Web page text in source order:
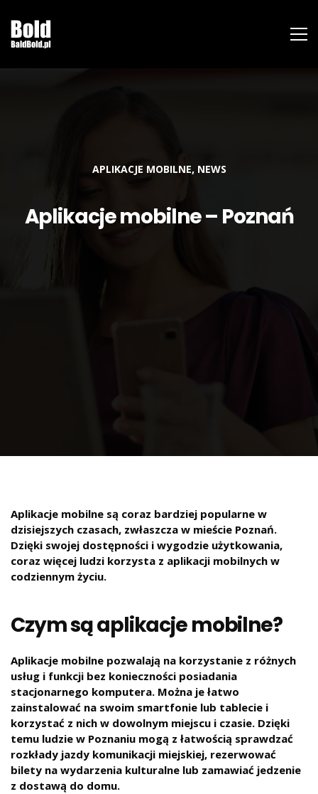
APLIKACJE MOBILNE, NEWS
Aplikacje mobilne – Poznań
Aplikacje mobilne są coraz bardziej popularne w
dzisiejszych czasach, zwłaszcza w mieście Poznań.
Dzięki swojej dostępności i wygodzie użytkowania,
coraz więcej ludzi korzysta z aplikacji mobilnych w
codziennym życiu.
Czym są aplikacje mobilne?
Aplikacje mobilne pozwalają na korzystanie z różnych
usług i funkcji bez konieczności posiadania
stacjonarnego komputera. Można je łatwo
zainstalować na swoim smartfonie lub tablecie i
korzystać z nich w dowolnym miejscu i czasie. Dzięki
temu ludzie w Poznaniu mogą z łatwością sprawdzać
rozkłady jazdy komunikacji miejskiej, rezerwować
bilety na wydarzenia kulturalne lub zamawiać jedzenie
z dostawą do domu.